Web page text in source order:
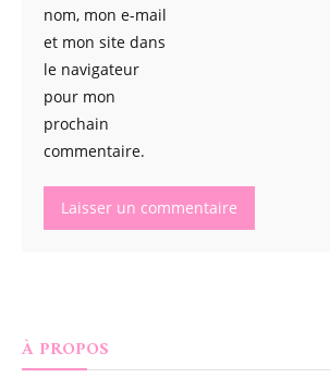
nom, mon e-mail
et mon site dans
le navigateur
pour mon
prochain
commentaire.
À PROPOS